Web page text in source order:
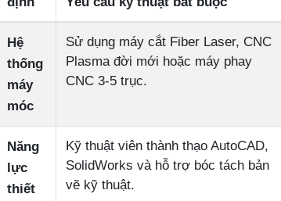
Hệ
thống
máy
móc
Sử dụng máy cắt Fiber Laser, CNC
Plasma đời mới hoặc máy phay
CNC 3-5 trục.
Năng
lực
thiết
Kỹ thuật viên thành thạo AutoCAD,
SolidWorks và hỗ trợ bóc tách bản
vẽ kỹ thuật.